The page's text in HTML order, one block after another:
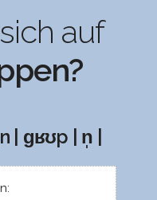
auf
| ɡʁʊp | n̩ |